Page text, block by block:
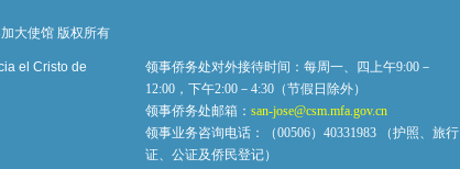
大使馆 版权所有
el Cristo de
领事侨务处对外接待时间：每周一、四上午9:00－
12:00，下午2:00－4:30（节假日除外）
领事侨务处邮箱： san-jose@csm.mfa.gov.cn
领事业务咨询电话：（00506）40331983 （护照、旅行
证、公证及侨民登记）